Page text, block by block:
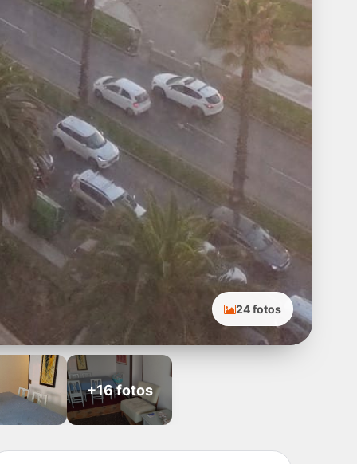
24 fotos
+16 fotos